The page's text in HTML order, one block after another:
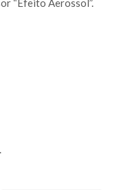
“Efeito Aerossol”.